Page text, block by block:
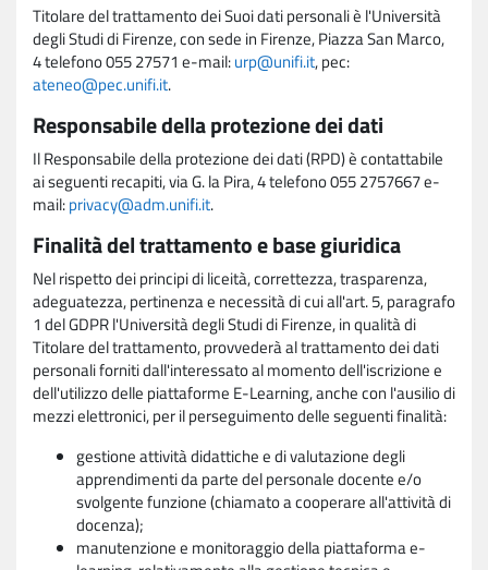
Titolare del trattamento dei Suoi dati personali è l'Università
degli Studi di Firenze, con sede in Firenze, Piazza San Marco,
4 telefono 055 27571 e-mail:urp@unifi.it, pec:
ateneo@pec.unifi.it.
Responsabile della protezione dei dati
Il Responsabile della protezione dei dati (RPD) è contattabile
ai seguenti recapiti, via G. la Pira, 4 telefono 055 2757667 e-
mail:privacy@adm.unifi.it.
Finalità del trattamento e base giuridica
Nel rispetto dei principi di liceità, correttezza, trasparenza,
adeguatezza, pertinenza e necessità di cui all'art. 5, paragrafo
1 del GDPR l'Università degli Studi di Firenze, in qualità di
Titolare del trattamento, provvederà al trattamento dei dati
personali forniti dall'interessato al momento dell'iscrizione e
dell'utilizzo delle piattaforme E-Learning, anche con l'ausilio di
mezzi elettronici, per il perseguimento delle seguenti finalità:
gestione attività didattiche e di valutazione degli
apprendimenti da parte del personale docente e/o
svolgente funzione (chiamato a cooperare all'attività di
docenza);
manutenzione e monitoraggio della piattaforma e-